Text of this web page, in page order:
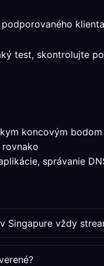
podporovaného
test, skontrolujte
koncovým
správanie
Singapure vždy